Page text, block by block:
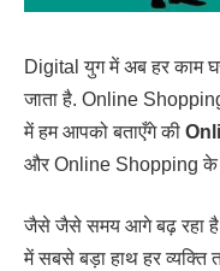
Digital युग में अब हर काम
जाता है. Online
में हम आपको बताएँगे की
और Online Shopping के
जैसे जैसे समय आगे बढ़ रहा है
में सबसे बड़ा हाथ हर